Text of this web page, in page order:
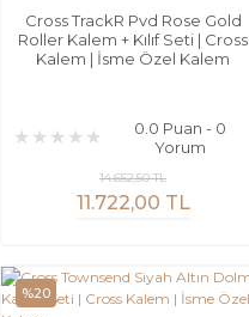
Cross TrackR Pvd Rose Gold
Roller Kalem + Kılıf Seti | Cross
Kalem | İsme Özel Kalem
0.0 Puan - 0
Yorum
11.722,00 TL
14.652,50 TL
%20